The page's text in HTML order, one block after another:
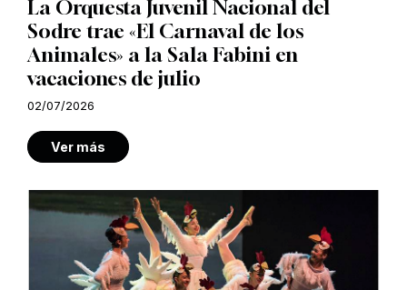
La Orquesta Juvenil Nacional del
Sodre trae «El Carnaval de los
Animales» a la Sala Fabini en
vacaciones de julio
02/07/2026
Ver más